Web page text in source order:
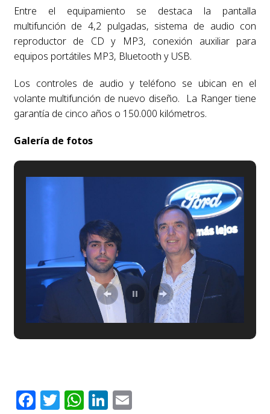
Entre el equipamiento se destaca la pantalla
multifunción de 4,2 pulgadas, sistema de audio con
reproductor de CD y MP3, conexión auxiliar para
equipos portátiles MP3, Bluetooth y USB.
Los controles de audio y teléfono se ubican en el
volante multifunción de nuevo diseño. La Ranger tiene
garantía de cinco años o 150.000 kilómetros.
Galería de fotos
Facebook
Twitter
WhatsApp
LinkedIn
Email